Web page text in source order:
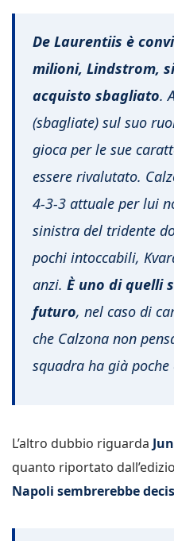
De Laurentiis è
milioni, Lindstrom,
acquisto sbagliato.
(sbagliate) sul suo
gioca per le sue
essere rivalutato.
4-3-3 attuale per lui
sinistra del tridente
pochi intoccabili,
anzi. È uno di quelli
futuro, nel caso di
che Calzona non
squadra ha già poche
L’altro dubbio riguarda
quanto riportato
Napoli sembrerebbe